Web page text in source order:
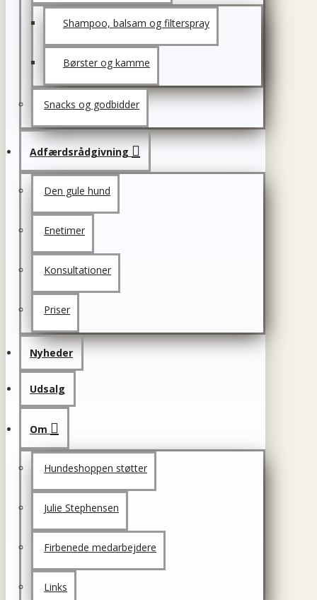
Shampoo, balsam og filterspray
Børster og kamme
Snacks og godbidder
Adfærdsrådgivning
Den gule hund
Enetimer
Konsultationer
Priser
Nyheder
Udsalg
Om
Hundeshoppen støtter
Julie Stephensen
Firbenede medarbejdere
Links